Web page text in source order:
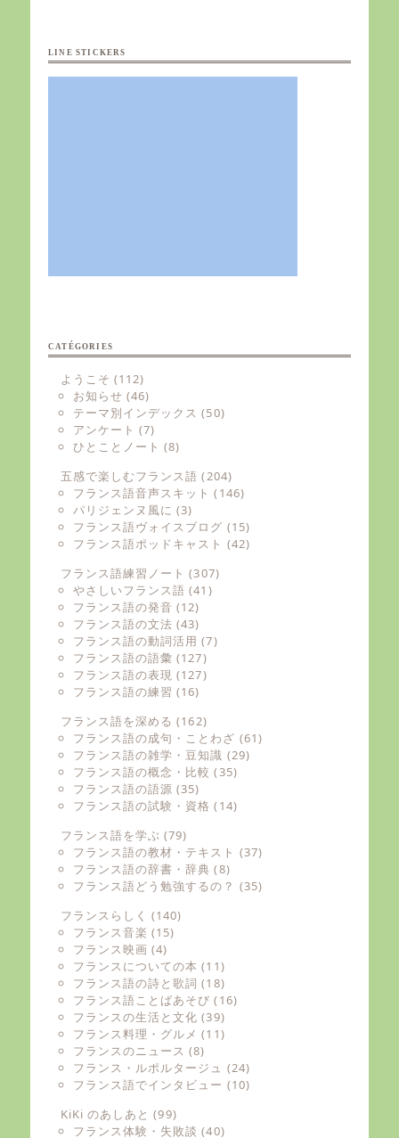
LINE STICKERS
CATÉGORIES
ようこそ (112)
お知らせ (46)
テーマ別インデックス (50)
アンケート (7)
ひとことノート (8)
五感で楽しむフランス語 (204)
フランス語音声スキット (146)
パリジェンヌ風に (3)
フランス語ヴォイスブログ (15)
フランス語ポッドキャスト (42)
フランス語練習ノート (307)
やさしいフランス語 (41)
フランス語の発音 (12)
フランス語の文法 (43)
フランス語の動詞活用 (7)
フランス語の語彙 (127)
フランス語の表現 (127)
フランス語の練習 (16)
フランス語を深める (162)
フランス語の成句・ことわざ (61)
フランス語の雑学・豆知識 (29)
フランス語の概念・比較 (35)
フランス語の語源 (35)
フランス語の試験・資格 (14)
フランス語を学ぶ (79)
フランス語の教材・テキスト (37)
フランス語の辞書・辞典 (8)
フランス語どう勉強するの？ (35)
フランスらしく (140)
フランス音楽 (15)
フランス映画 (4)
フランスについての本 (11)
フランス語の詩と歌詞 (18)
フランス語ことばあそび (16)
フランスの生活と文化 (39)
フランス料理・グルメ (11)
フランスのニュース (8)
フランス・ルポルタージュ (24)
フランス語でインタビュー (10)
KiKi のあしあと (99)
フランス体験・失敗談 (40)